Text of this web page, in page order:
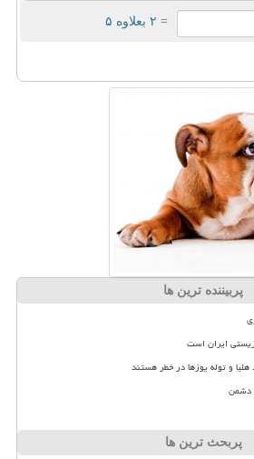
= ۲ بعلاوه ۵
پربیننده ترین ها
ایران است
و توله یوزها در خطر هستند
دشمن
پربحث ترین ها